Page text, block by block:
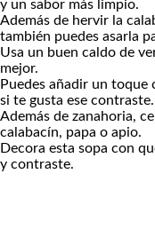
y un sabor más limpio.
Además de hervir la
también puedes asarla
Usa un buen caldo de
mejor.
Puedes añadir un
si te gusta ese contraste.
Además de zanahoria,
calabacín, papa o apio.
Decora esta sopa con
y contraste.